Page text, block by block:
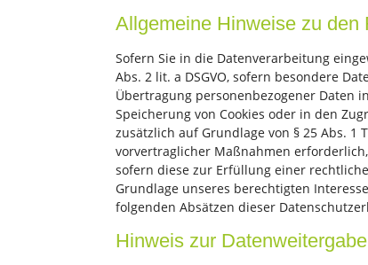
Allgemeine Hinweise zu den
Sofern Sie in die Datenverarbeitung
Abs. 2 lit. a DSGVO, sofern besondere
Übertragung personenbezogener Daten
Speicherung von Cookies oder in den
zusätzlich auf Grundlage von § 25 Abs.
vorvertraglicher Maßnahmen
sofern diese zur Erfüllung einer
Grundlage unseres berechtigten
folgenden Absätzen dieser
Hinweis zur